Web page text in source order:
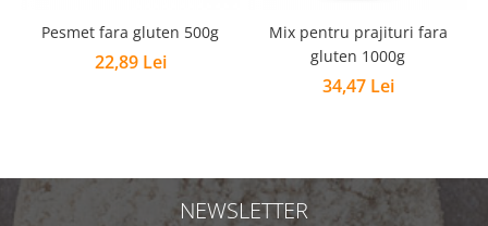
Pesmet fara gluten 500g
22,89 Lei
Mix pentru prajituri fara
gluten 1000g
34,47 Lei
NEWSLETTER